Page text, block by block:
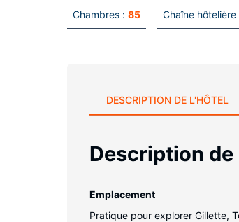
Chambres : 85 Chaîne hôtelière
DESCRIPTION DE L'HÔTEL
Description
Emplacement
Pratique pour explorer Gillette,